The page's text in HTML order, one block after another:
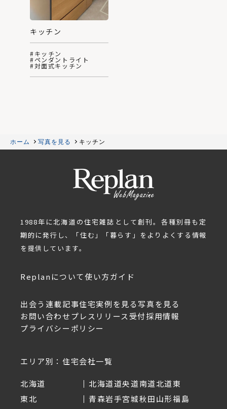
キッチン
#キッチン
#ペンダントライト
#対面式キッチン
ホーム 写真を見る キッチン
1988年に北海道の住宅雑誌として創刊。各種別冊も定
期的に発行し、「住む」「暮らす」をよりよくする情報
を提供しています。
Replanについて使い方ガイド
出会う 連載記事住宅実例を見る写真を見る
お問い合わせ プレスリリース受付採用情報
プライバシーポリシー
エリア別：住宅会社一覧
北海道 北海道道央道南道北道東
東北
青森岩手宮城秋田山形福島